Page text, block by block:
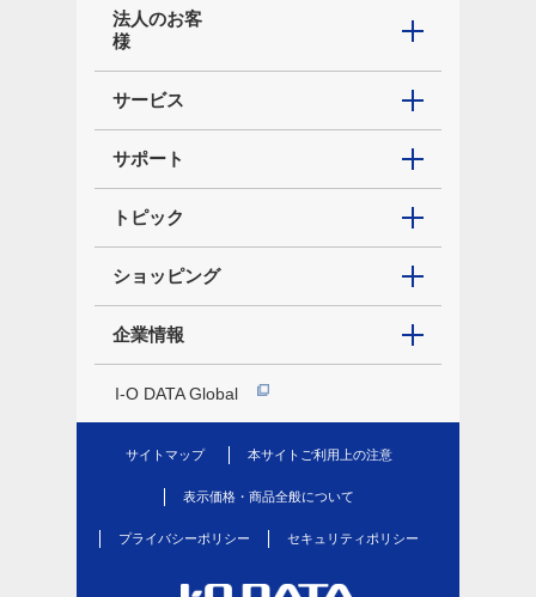
法人のお客
様
サービス
サポート
トピック
ショッピング
企業情報
I-O DATA Global
サイトマップ 本サイトご利用上の注意
表示価格・商品全般について
プライバシーポリシー セキュリティポリシー